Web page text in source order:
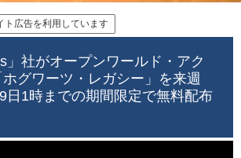
ト広告を利用しています
」社がオープンワールド・アク
グワーツ・レガシー」を来週
日1時までの期間限定で無料配布